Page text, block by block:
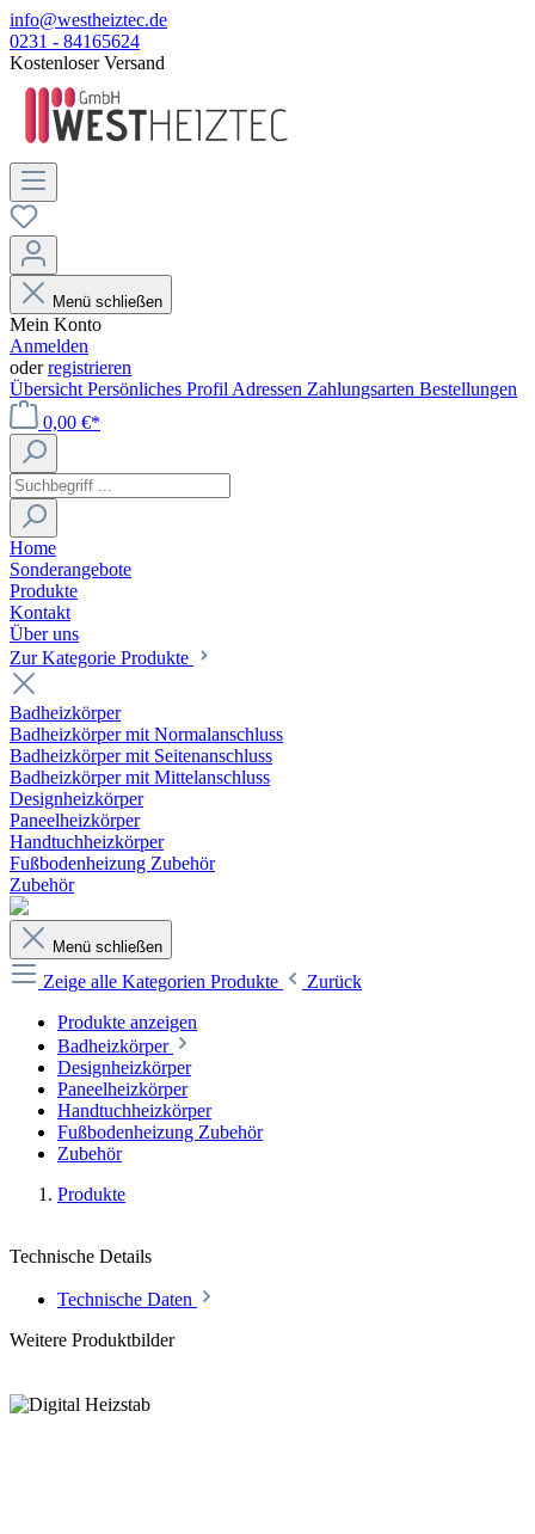
info@westheiztec.de
0231 - 84165624
Kostenloser Versand
Menü schließen
Mein Konto
Anmelden
oderregistrieren
Übersicht Persönliches Profil Adressen Zahlungsarten Bestellungen
0,00 €*
Home
Sonderangebote
Produkte
Kontakt
Über uns
Zur Kategorie Produkte
Badheizkörper
Badheizkörper mit Normalanschluss
Badheizkörper mit Seitenanschluss
Badheizkörper mit Mittelanschluss
Designheizkörper
Paneelheizkörper
Handtuchheizkörper
Fußbodenheizung Zubehör
Zubehör
Menü schließen
Zeige alle Kategorien Produkte
Zurück
Produkte anzeigen
Badheizkörper
Designheizkörper
Paneelheizkörper
Handtuchheizkörper
Fußbodenheizung Zubehör
Zubehör
Produkte
Technische Details
Technische Daten
Weitere Produktbilder